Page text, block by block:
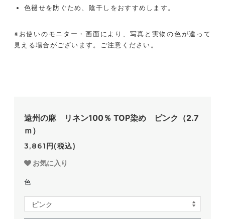
色褪せを防ぐため、陰干しをおすすめします。
※お使いのモニター・画面により、写真と実物の色が違って
見える場合がございます。ご注意ください。
遠州の麻 リネン100％ TOP染め ピンク（2.7
ｍ）
3,861円(税込)
お気に入り
色